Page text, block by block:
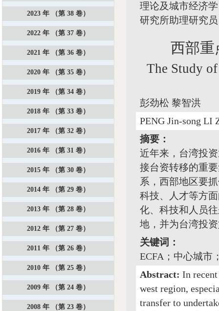
理论及城市经济
研究所助理研究
西部重
The Study
彭劲松 黎智洪
PENG Jin-song LI
摘要：
近年来，台湾投
接台资转移的重
系，西部地区要
科技、人才等方
化、科技和人员
地，并为台湾投
关键词：
ECFA；中心城市
Abstract: In
west region,
transfer to
2023 年 （第 38 卷）
2022 年 （第 37 卷）
2021 年 （第 36 卷）
2020 年 （第 35 卷）
2019 年 （第 34 卷）
2018 年 （第 33 卷）
2017 年 （第 32 卷）
2016 年 （第 31 卷）
2015 年 （第 30 卷）
2014 年 （第 29 卷）
2013 年 （第 28 卷）
2012 年 （第 27 卷）
2011 年 （第 26 卷）
2010 年 （第 25 卷）
2009 年 （第 24 卷）
2008 年 （第 23 卷）